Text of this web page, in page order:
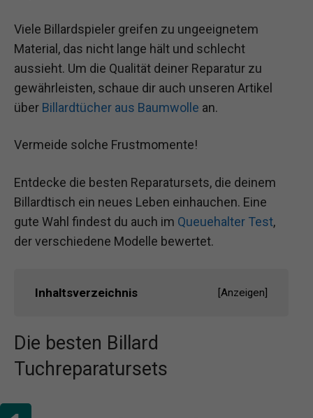
Viele Billardspieler greifen zu ungeeignetem
Material, das nicht lange hält und schlecht
aussieht. Um die Qualität deiner Reparatur zu
gewährleisten, schaue dir auch unseren Artikel
über Billardtücher aus Baumwolle an.
Vermeide solche Frustmomente!
Entdecke die besten Reparatursets, die deinem
Billardtisch ein neues Leben einhauchen. Eine
gute Wahl findest du auch im Queuehalter Test,
der verschiedene Modelle bewertet.
Inhaltsverzeichnis [Anzeigen]
Die besten Billard
Tuchreparatursets